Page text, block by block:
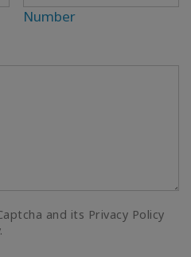
Number
and its Privacy Policy